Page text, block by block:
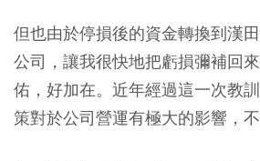
但也由於停損後的資金轉換到漢
公司，讓我很快地把虧損彌補回
佑，好加在。近年經過這一次教
策對於公司營運有極大的影響，不